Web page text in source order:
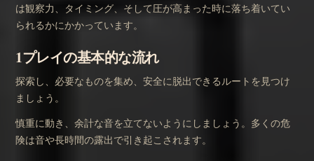
は観察力、タイミング、そして圧が高まった時に落ち着いてい
られるかにかかっています。
1プレイの基本的な流れ
探索し、必要なものを集め、安全に脱出できるルートを見つけ
ましょう。
慎重に動き、余計な音を立てないようにしましょう。多くの危
険は音や長時間の露出で引き起こされます。